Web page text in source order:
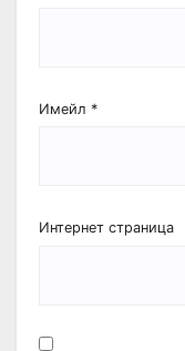
Имейл *
Интернет страница